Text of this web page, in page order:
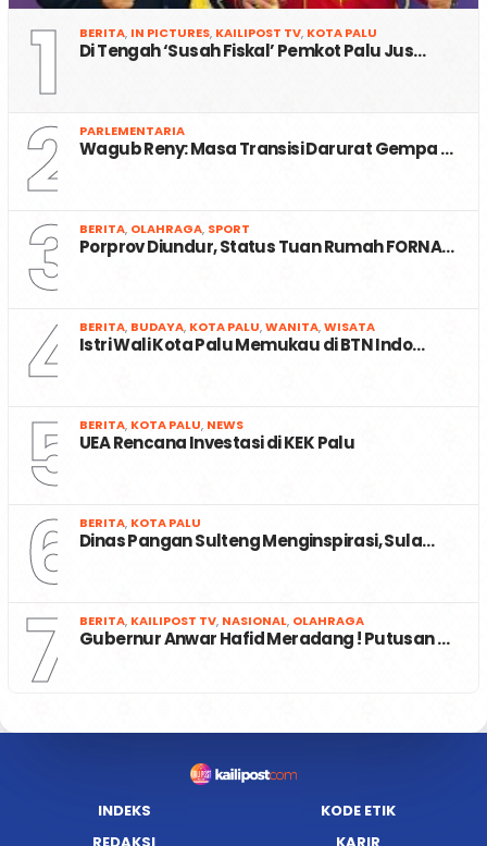
1 BERITA, IN PICTURES, KAILIPOST TV, KOTA PALU
Di Tengah ‘Susah Fiskal’ Pemkot Palu Jus…
2 PARLEMENTARIA
Wagub Reny: Masa Transisi Darurat Gempa …
3 BERITA, OLAHRAGA, SPORT
Porprov Diundur, Status Tuan Rumah FORNA…
4 BERITA, BUDAYA, KOTA PALU,WANITA,WISATA
Istri Wali Kota Palu Memukau di BTN Indo…
5 BERITA, KOTA PALU, NEWS
UEA Rencana Investasi di KEK Palu
6 BERITA, KOTA PALU
Dinas Pangan Sulteng Menginspirasi, Sula…
7 BERITA, KAILIPOST TV, NASIONAL, OLAHRAGA
Gubernur Anwar Hafid Meradang ! Putusan …
INDEKS
KODE ETIK